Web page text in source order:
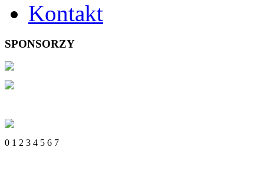
Kontakt
SPONSORZY
0 1 2 3 4 5 6 7